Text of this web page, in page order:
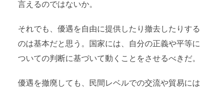
言えるのではないか。
それでも、優遇を自由に提供したり撤去したりする
のは基本だと思う。国家には、自分の正義や平等に
ついての判断に基づいて動くことをさせるべきだ。
優遇を撤廃しても、民間レベルでの交流や貿易には